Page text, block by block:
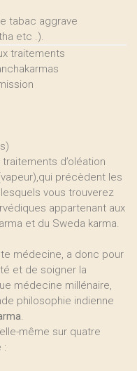
tabac aggrave
etc .).
traitements
d’oléation
précèdent les
vous trouverez
appartenant aux
et du Sweda karma.
médecine, a donc pour
et de soigner la
médecine millénaire,
philosophie indienne
.
même sur quatre
: